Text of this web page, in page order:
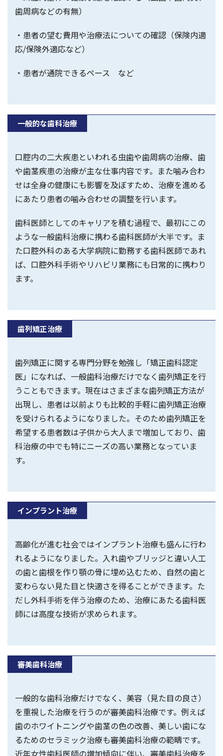
歯周病などの有無）
・患者の望む費用や治療法についての確認（保険内適
応/保険外適応など）
・患者が通院できるペース など
一般的な歯科治療
口腔内の二大疾患といわれる虫歯や歯周病の治療、歯
や歯茎疾患の治療が主な仕事内容です。また噛み合わ
せは全身の健康にも影響を及ぼすため、治療を進める
にあたり患者の噛み合わせの調整を行います。
歯科医師としてのキャリアを積む過程で、最初にこの
ような一般歯科治療に携わる歯科医師が大半です。ま
た口腔外科のある大学病院に勤務する歯科医師であれ
ば、口腔外科手術やリハビリ業務にも日常的に携わり
ます。
歯列矯正治療
歯列矯正に関する専門分野を勉強し「矯正歯科認定
医」になれば、一般歯科治療だけでなく歯列矯正を行
うこともできます。現在はさまざまな歯列矯正方法が
出現し、患者は以前よりも比較的手軽に歯列矯正治療
を受けられるようになりました。そのため歯列矯正を
希望する患者数は子供から大人まで増加しており、歯
科治療の中でも特にニーズの高い業務となっていま
す。
インプラント治療
高齢化が進む社会ではインプラント治療も盛んに行わ
れるようになりました。入れ歯やブリッジと違い人工
の歯と歯根を作り顎の骨に埋め込むため、自然の歯と
変わらない見た目と快適さを得ることができます。た
だし外科手術を伴う治療のため、治療にあたる歯科医
師には高度な技術が求められます。
審美歯科治療
一般的な歯科治療だけでなく、美容（見た目の良さ）
を重視した治療を行うのが審美歯科治療です。例えば
歯のホワイトニングや歯茎の色の改善、美しい歯にな
るためのセラミック治療も審美歯科治療の範疇です。
近年女性歯科医師の増加傾向に伴い、審美歯科治療を